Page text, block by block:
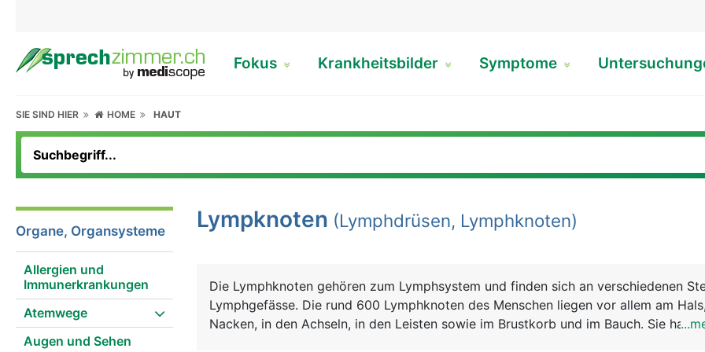
Fokus Krankheitsbilder Symptome
SIE SIND HIER HOME HAUT
Organe, Organsysteme
Allergien und
Immunerkrankungen
Atemwege
Augen und Sehen
Lympknoten (Lymphdrüsen, Lymphknoten)
Die Lymphknoten gehören zum Lymphsystem und finden sich an verschiedenen
Lymphgefässe. Die rund 600 Lymphknoten des Menschen liegen vor allem am
Nacken, in den Achseln, in den Leisten sowie im Brustkorb und im Bauch. Sie